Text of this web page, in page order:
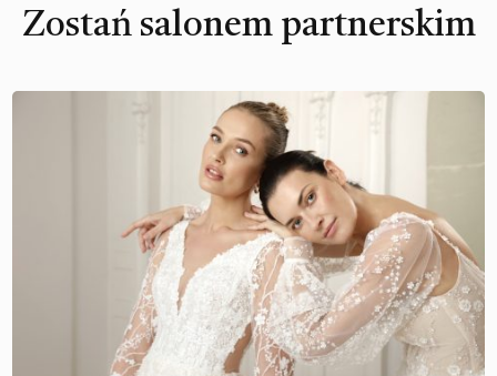
Zostań salonem partnerskim